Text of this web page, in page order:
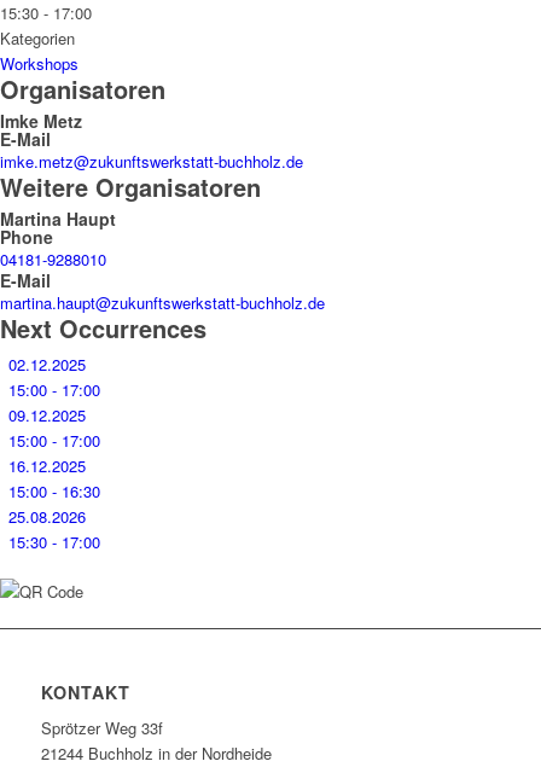
15:30 - 17:00
Kategorien
Workshops
Organisatoren
Imke Metz
E-Mail
imke.metz@zukunftswerkstatt-buchholz.de
Weitere Organisatoren
Martina Haupt
Phone
04181-9288010
E-Mail
martina.haupt@zukunftswerkstatt-buchholz.de
Next Occurrences
02.12.2025
15:00 - 17:00
09.12.2025
15:00 - 17:00
16.12.2025
15:00 - 16:30
25.08.2026
15:30 - 17:00
KONTAKT
Sprötzer Weg 33f
21244 Buchholz in der Nordheide